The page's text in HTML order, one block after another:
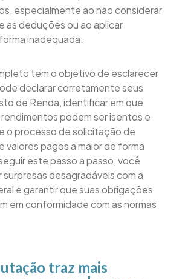
especialmente ao não considerar
as deduções ou ao aplicar
inadequada.
tem o objetivo de esclarecer
declarar corretamente seus
de Renda, identificar em que
podem ser isentos e
o processo de solicitação de
valores pagos a maior de forma
este passo a passo, você
desagradáveis com a
e garantir que suas obrigações
em conformidade com as normas
traz mais